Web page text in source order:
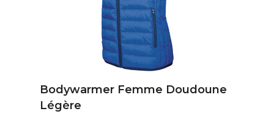
Bodywarmer Femme Doudoune
Légère